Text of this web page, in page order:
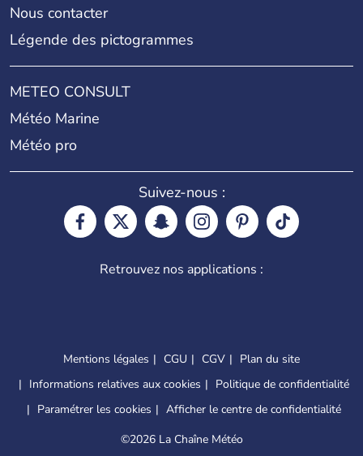
Nous contacter
Légende des pictogrammes
METEO CONSULT
Météo Marine
Météo pro
Suivez-nous :
Retrouvez nos applications :
Mentions légales CGU CGV
Plan du site
Informations relatives aux cookies
Politique de confidentialité
Paramétrer les cookies
Afficher le centre de confidentialité
©2026 La Chaîne Météo